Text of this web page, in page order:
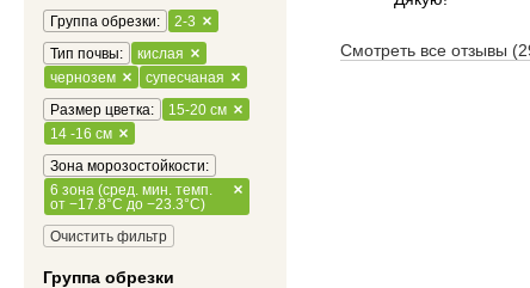
Смотреть все отзывы
Группа обрезки:
2-3
Тип почвы:
кислая
чернозем
супесчаная
Размер цветка:
15-20 см
14 -16 см
Зона морозостойкости:
6 зона (сред. мин. темп.
от −17.8°C до −23.3°C)
Очистить фильтр
Группа обрезки